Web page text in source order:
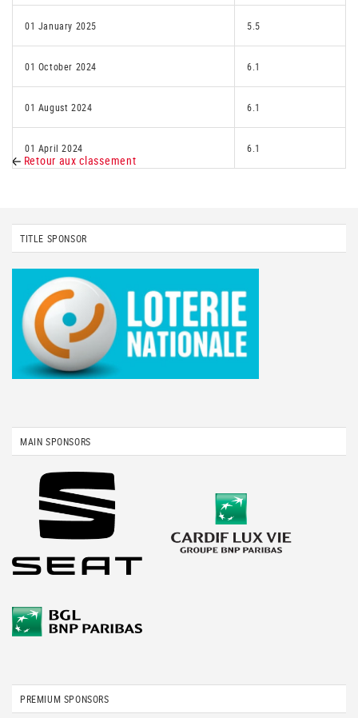
01 January 2025 5.5
01 October 2024 6.1
01 August 2024 6.1
01 April 2024 6.1
Retour aux classement
TITLE SPONSOR
MAIN SPONSORS
PREMIUM SPONSORS